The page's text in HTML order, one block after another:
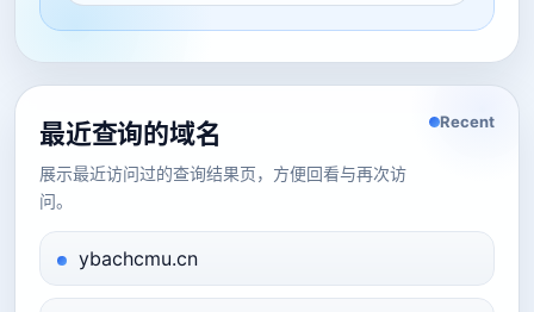
最近查询的域名
展示最近访问过的查询结果页，方便回看与再次访
问。
Recent
ybachcmu.cn